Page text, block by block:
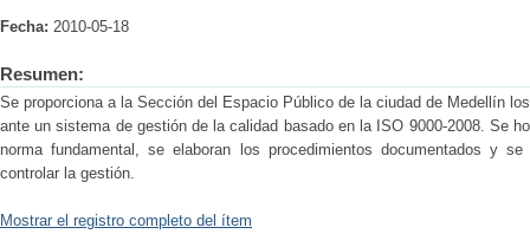
Fecha: 2010-05-18
Resumen:
Se proporciona a la Sección del Espacio Público de la ciudad de Medellín
ante un sistema de gestión de la calidad basado en la ISO 9000-2008. Se
norma fundamental, se elaboran los procedimientos documentados y
controlar la gestión.
Mostrar el registro completo del ítem